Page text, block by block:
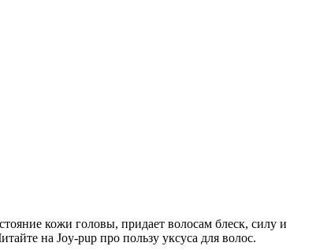
кожи головы, придает волосам блеск, силу и
на Joy-pup про пользу уксуса для волос.